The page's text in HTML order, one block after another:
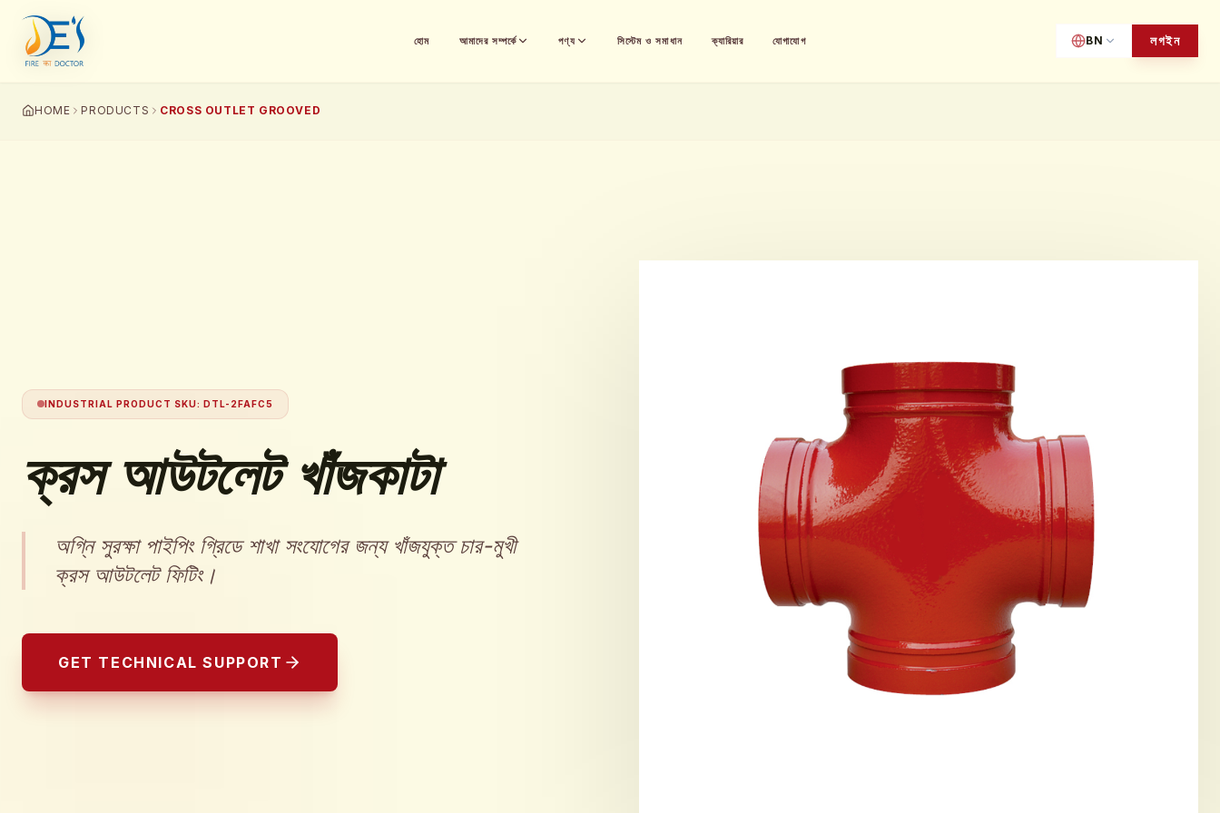
হোম আমাদের সম্পর্কে পণ্য সিস্টেম ও সমাধান ক্যারিয়ার যোগাযোগ BN লগইন
HOME PRODUCTS CROSS OUTLET GROOVED
INDUSTRIAL PRODUCT SKU: DTL-2FAFC5
ক্রস আউটলেট খাঁজকাটা
অগ্নি সুরক্ষা পাইপিং গ্রিডে শাখা সংযোগের জন্য খাঁজযুক্ত চার-মুখী
ক্রস আউটলেট ফিটিং।
GET TECHNICAL SUPPORT